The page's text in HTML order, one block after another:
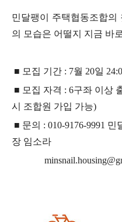
민달팽이 주택협동조합의
의 모습은 어떨지 지금 바
■ 모집 기간 : 7월 20일
■ 모집 자격 : 6구좌 이상
시 조합원 가입 가능)
■ 문의 : 010-9176-9991
장 임소라